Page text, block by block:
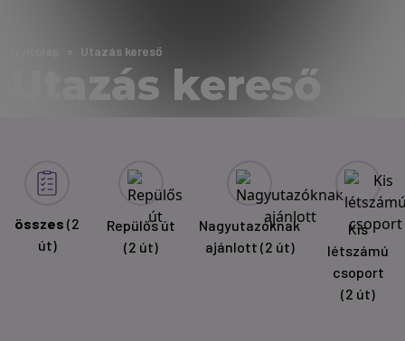
Utazás kereső
Utazás kereső
összes (2
út)
Repülős út
(2 út)
Nagyutazóknak
ajánlott (2 út)
Kis
létszámú
csoport
(2 út)